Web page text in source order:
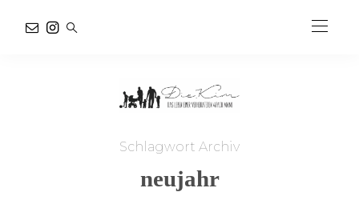
Schlagwort Archiv
neujahr